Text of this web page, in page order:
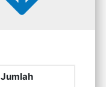
Jumlah